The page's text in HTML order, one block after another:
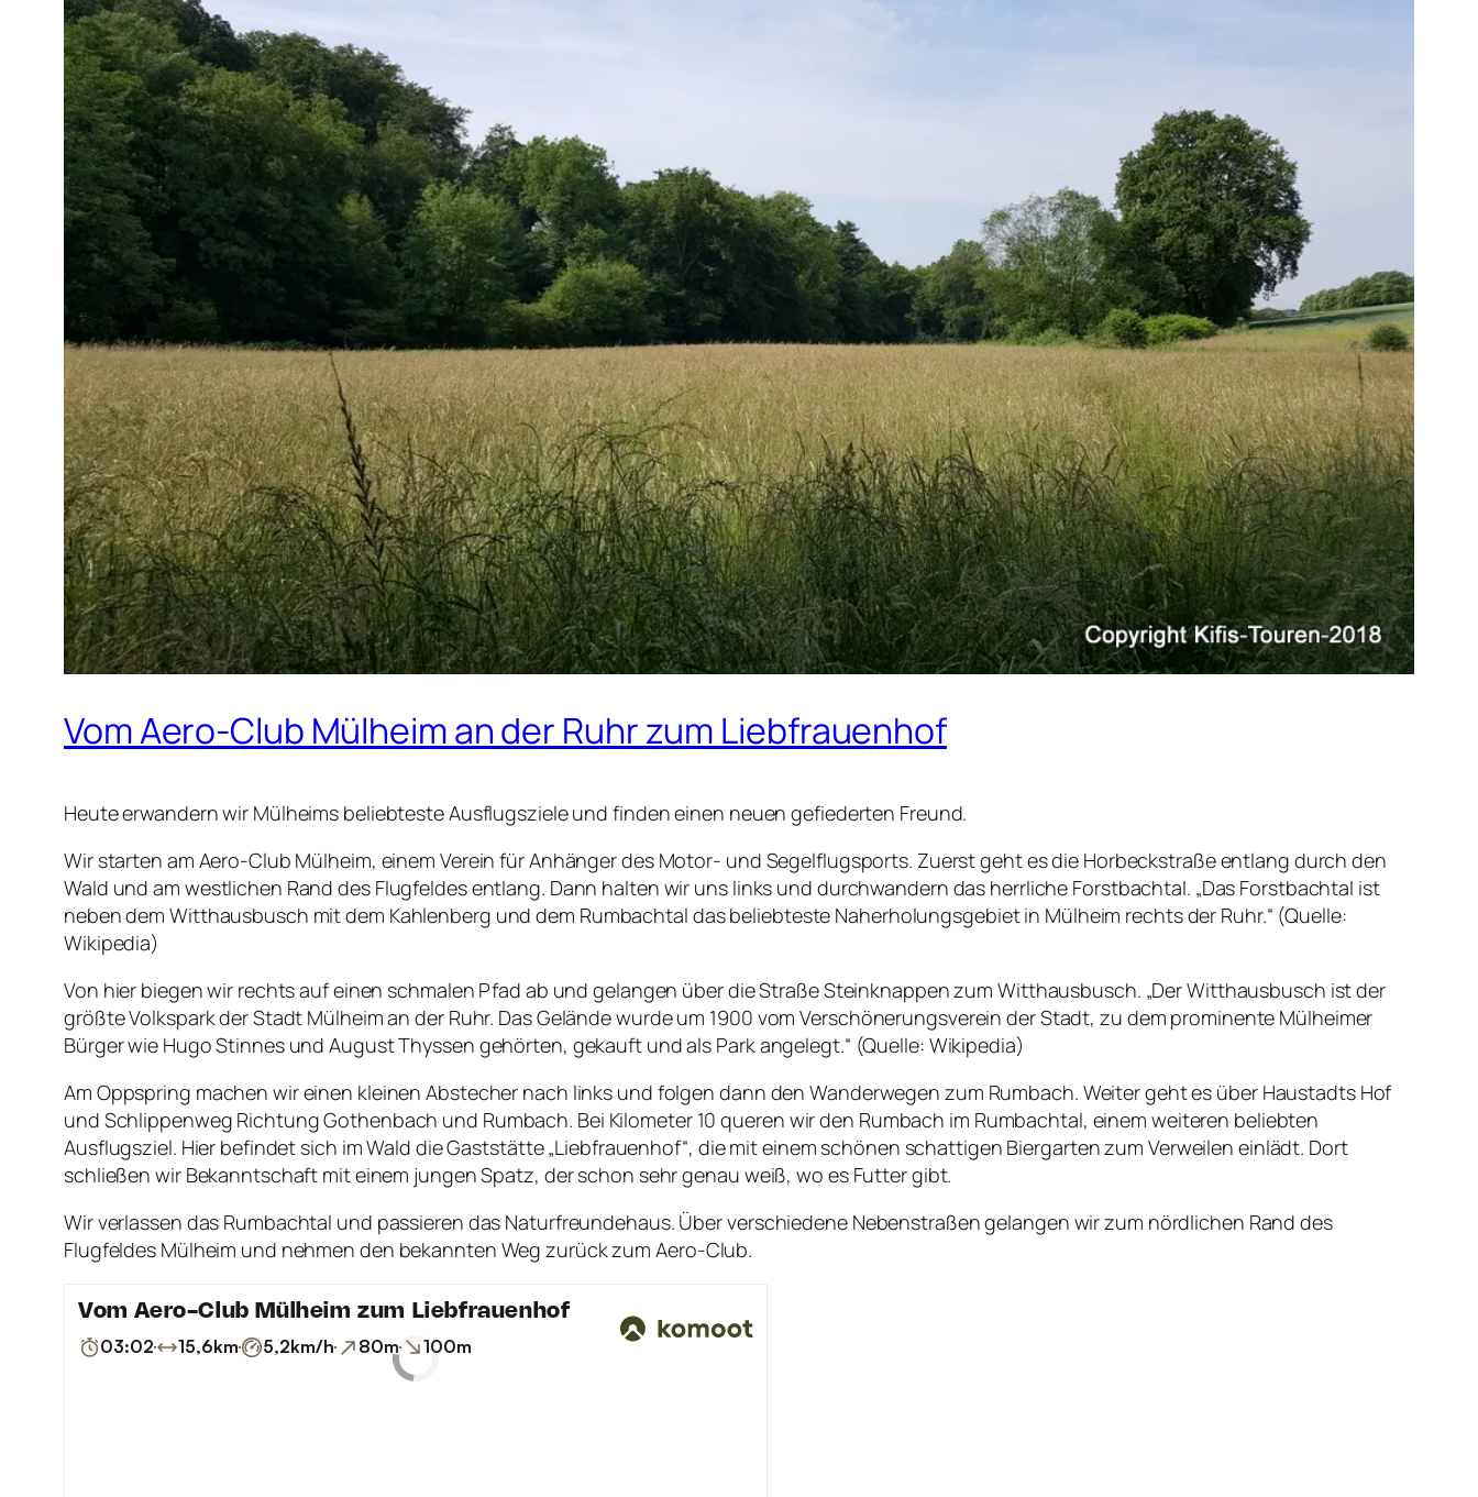
Vom Aero-Club Mülheim an der Ruhr zum Liebfrauenhof
Heute erwandern wir Mülheims beliebteste Ausflugsziele und finden einen neuen gefiederten Freund.
Wir starten am Aero-Club Mülheim, einem Verein für Anhänger des Motor- und Segelflugsports. Zuerst geht es die Horbeckstraße entlang durch den
Wald und am westlichen Rand des Flugfeldes entlang. Dann halten wir uns links und durchwandern das herrliche Forstbachtal. „Das Forstbachtal ist
neben dem Witthausbusch mit dem Kahlenberg und dem Rumbachtal das beliebteste Naherholungsgebiet in Mülheim rechts der Ruhr.“ (Quelle:
Wikipedia)
Von hier biegen wir rechts auf einen schmalen Pfad ab und gelangen über die Straße Steinknappen zum Witthausbusch. „Der Witthausbusch ist der
größte Volkspark der Stadt Mülheim an der Ruhr. Das Gelände wurde um 1900 vom Verschönerungsverein der Stadt, zu dem prominente Mülheimer
Bürger wie Hugo Stinnes und August Thyssen gehörten, gekauft und als Park angelegt.“ (Quelle: Wikipedia)
Am Oppspring machen wir einen kleinen Abstecher nach links und folgen dann den Wanderwegen zum Rumbach. Weiter geht es über Haustadts Hof
und Schlippenweg Richtung Gothenbach und Rumbach. Bei Kilometer 10 queren wir den Rumbach im Rumbachtal, einem weiteren beliebten
Ausflugsziel. Hier befindet sich im Wald die Gaststätte „Liebfrauenhof“, die mit einem schönen schattigen Biergarten zum Verweilen einlädt. Dort
schließen wir Bekanntschaft mit einem jungen Spatz, der schon sehr genau weiß, wo es Futter gibt.
Wir verlassen das Rumbachtal und passieren das Naturfreundehaus. Über verschiedene Nebenstraßen gelangen wir zum nördlichen Rand des
Flugfeldes Mülheim und nehmen den bekannten Weg zurück zum Aero-Club.